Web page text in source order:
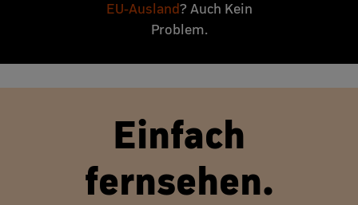
EU-Ausland? Auch Kein
Problem.
Einfach
fernsehen.